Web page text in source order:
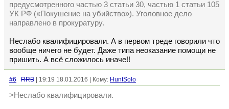
предусмотренного частью 3 статьи 30, частью 1 статьи 105
УК РФ («Покушение на убийство»). Уголовное дело
направлено в прокуратуру.
Неслабо квалифицировали. А в первом треде говорили что
вообще ничего не будет. Даже типа неоказание помощи не
пришить. А всё сложилось иначе!!
#6 RRB | 19:19 18.01.2016 | Кому: HuntSolo
>Неслабо квалифицировали.